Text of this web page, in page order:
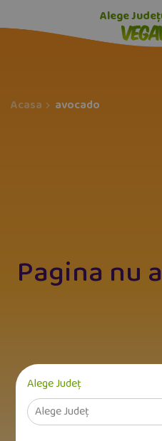
Alege
Acasa avocado
Pagina nu
Alege Județ
Alege Județ